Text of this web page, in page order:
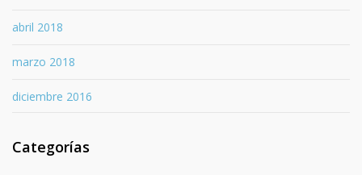
abril 2018
marzo 2018
diciembre 2016
Categorías